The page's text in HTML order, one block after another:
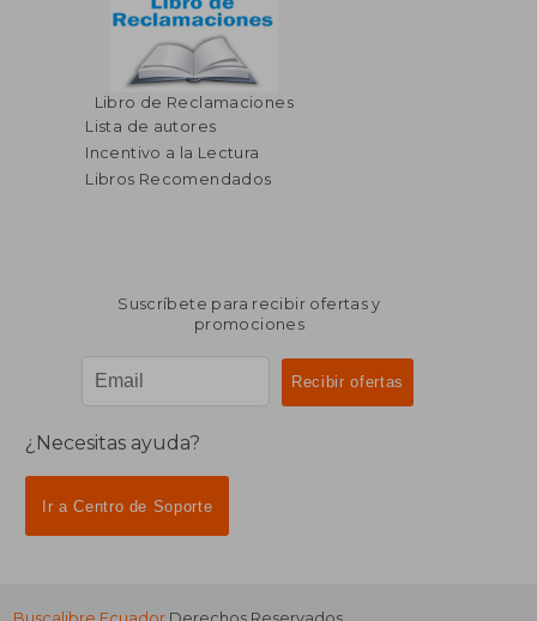
Libro de Reclamaciones
Lista de autores
Incentivo a la Lectura
Libros Recomendados
Suscríbete para recibir ofertas y
promociones
¿Necesitas ayuda?
Ir a Centro de Soporte